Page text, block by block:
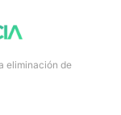
eliminación de